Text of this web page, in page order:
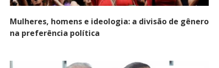
Mulheres, homens e ideologia: a divisão de gênero
na preferência política